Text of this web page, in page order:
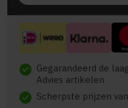
check Gegarandeerd de
Advies artikelen
check Scherpste prijzen